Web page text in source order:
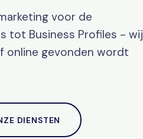
voor de
tot Business Profiles - wij
online gevonden wordt
DIENSTEN